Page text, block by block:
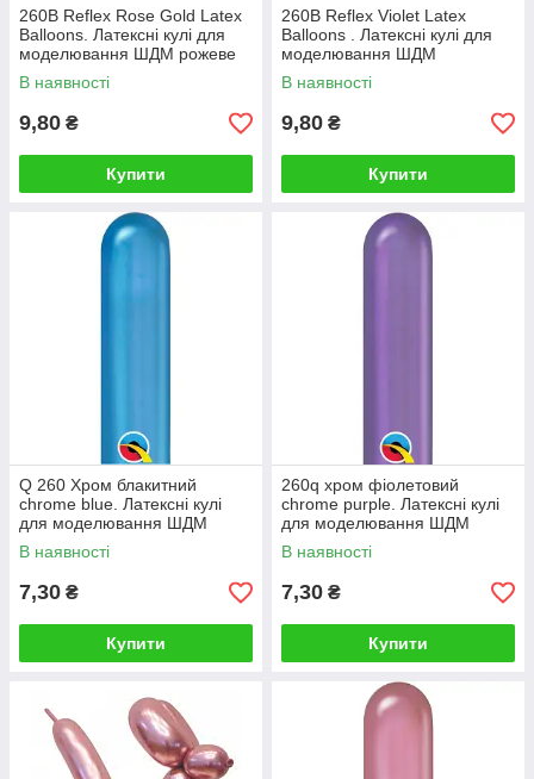
260B Reflex Rose Gold Latex
Balloons. Латексні кулі для
моделювання ШДМ рожеве
золото
В наявності
9,80 ₴
Купити
260B Reflex Violet Latex
Balloons . Латексні кулі для
моделювання ШДМ
фіолетовий хром
В наявності
9,80 ₴
Купити
Q 260 Хром блакитний
chrome blue. Латексні кулі
для моделювання ШДМ
блакитний хром
В наявності
7,30 ₴
Купити
260q хром фіолетовий
chrome purple. Латексні кулі
для моделювання ШДМ
фіолетовий хром
В наявності
7,30 ₴
Купити